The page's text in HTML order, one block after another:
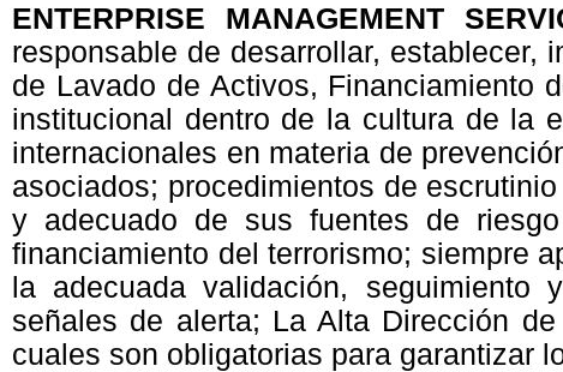
ENTERPRISE MANAGEMENT
responsable de desarrollar, establecer,
de Lavado de Activos, Financiamiento
institucional dentro de la cultura de la
internacionales en materia de
asociados; procedimientos de
y adecuado de sus fuentes de
financiamiento del terrorismo; siempre
la adecuada validación, seguimiento
señales de alerta; La Alta Dirección
cuales son obligatorias para garantizar